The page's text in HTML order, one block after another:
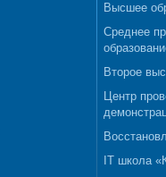
Высшее
Среднее
Второе
Центр
IT школа